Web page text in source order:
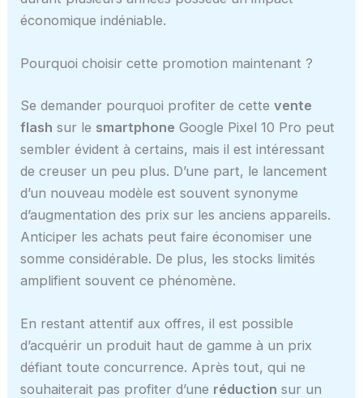
économique indéniable.
Pourquoi choisir cette promotion maintenant ?
Se demander pourquoi profiter de cettevente
flash sur le smartphone Google Pixel 10 Pro peut
sembler évident à certains, mais il est intéressant
de creuser un peu plus. D’une part, le lancement
d’un nouveau modèle est souvent synonyme
d’augmentation des prix sur les anciens appareils.
Anticiper les achats peut faire économiser une
somme considérable. De plus, les stocks limités
amplifient souvent ce phénomène.
En restant attentif aux offres, il est possible
d’acquérir un produit haut de gamme à un prix
défiant toute concurrence. Après tout, qui ne
souhaiterait pas profiter d’une réduction sur un